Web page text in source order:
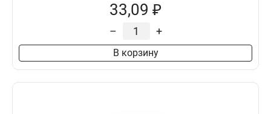
33,09 ₽
– +
В корзину